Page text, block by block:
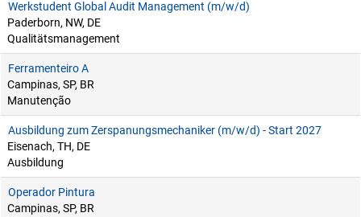
Werkstudent Global Audit Management (m/w/d)
Paderborn, NW, DE
Qualitätsmanagement
Ferramenteiro A
Campinas, SP, BR
Manutenção
Ausbildung zum Zerspanungsmechaniker (m/w/d) - Start 2027
Eisenach, TH, DE
Ausbildung
Operador Pintura
Campinas, SP, BR